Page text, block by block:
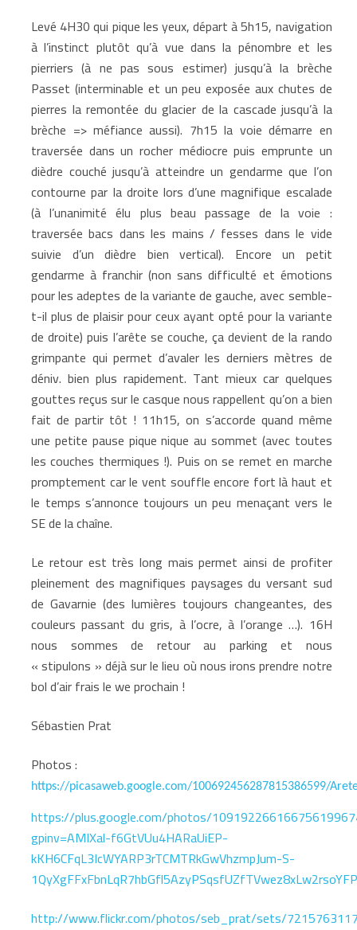
Levé 4H30 qui pique les yeux, départ à 5h15, navigation
à l’instinct plutôt qu’à vue dans la pénombre et les
pierriers (à ne pas sous estimer) jusqu’à la brèche
Passet (interminable et un peu exposée aux chutes de
pierres la remontée du glacier de la cascade jusqu’à la
brèche => méfiance aussi). 7h15 la voie démarre en
traversée dans un rocher médiocre puis emprunte un
dièdre couché jusqu’à atteindre un gendarme que l’on
contourne par la droite lors d’une magnifique escalade
(à l’unanimité élu plus beau passage de la voie :
traversée bacs dans les mains / fesses dans le vide
suivie d’un dièdre bien vertical). Encore un petit
gendarme à franchir (non sans difficulté et émotions
pour les adeptes de la variante de gauche, avec semble-
t-il plus de plaisir pour ceux ayant opté pour la variante
de droite) puis l’arête se couche, ça devient de la rando
grimpante qui permet d’avaler les derniers mètres de
déniv. bien plus rapidement. Tant mieux car quelques
gouttes reçus sur le casque nous rappellent qu’on a bien
fait de partir tôt ! 11h15, on s’accorde quand même
une petite pause pique nique au sommet (avec toutes
les couches thermiques !). Puis on se remet en marche
promptement car le vent souffle encore fort là haut et
le temps s’annonce toujours un peu menaçant vers le
SE de la chaîne.
Le retour est très long mais permet ainsi de profiter
pleinement des magnifiques paysages du versant sud
de Gavarnie (des lumières toujours changeantes, des
couleurs passant du gris, à l’ocre, à l’orange …). 16H
nous sommes de retour au parking et nous
« stipulons » déjà sur le lieu où nous irons prendre notre
bol d’air frais le we prochain !
Sébastien Prat
Photos :
https://picasaweb.google.com/100692456287815386599/
https://plus.google.com/photos/
gpinv=AMIXal-f6GtVUu4HARaUiEP-
kKH6CFqL3IcWYARP3rTCMTRkGwVhzmpJum-S-
http://www.flickr.com/photos/seb_prat/sets/